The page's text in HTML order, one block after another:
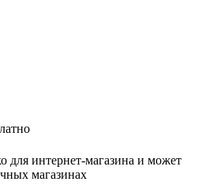
для интернет-магазина и может
магазинах